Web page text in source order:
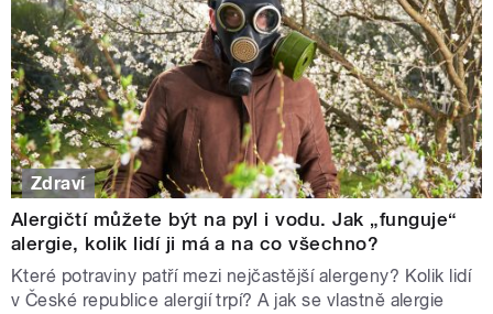
Zdraví
Alergičtí můžete být na pyl i vodu. Jak „funguje“
alergie, kolik lidí ji má a na co všechno?
Které potraviny patří mezi nejčastější alergeny? Kolik lidí
v České republice alergií trpí? A jak se vlastně alergie